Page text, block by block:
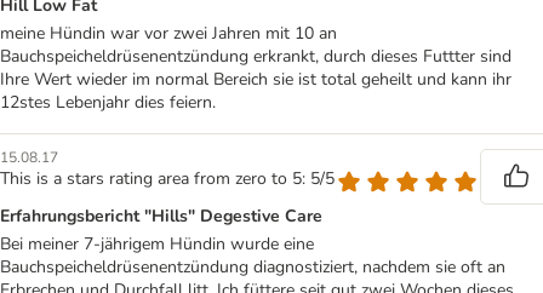
Hill Low Fat
meine Hündin war vor zwei Jahren mit 10 an
Bauchspeicheldrüsenentzündung erkrankt, durch dieses Futtter sind
Ihre Wert wieder im normal Bereich sie ist total geheilt und kann ihr
12stes Lebenjahr dies feiern.
15.08.17
This is a stars rating area from zero to 5: 5/5
Erfahrungsbericht "Hills" Degestive Care
Bei meiner 7-jährigem Hündin wurde eine
Bauchspeicheldrüsenentzündung diagnostiziert, nachdem sie oft an